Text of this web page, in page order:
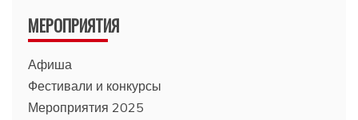
МЕРОПРИЯТИЯ
Афиша
Фестивали и конкурсы
Мероприятия 2025